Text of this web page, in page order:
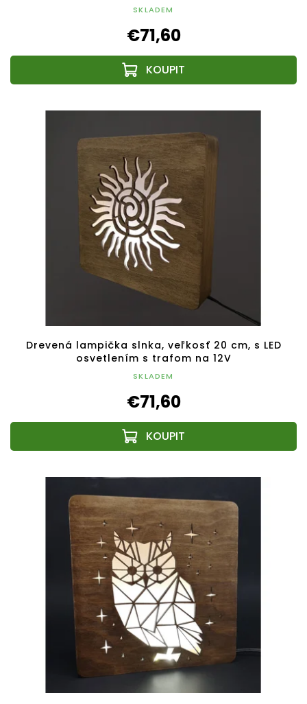
SKLADEM
€71,60
Drevená lampička slnka, veľkosť 20 cm, s LED
osvetlením s trafom na 12V
SKLADEM
€71,60